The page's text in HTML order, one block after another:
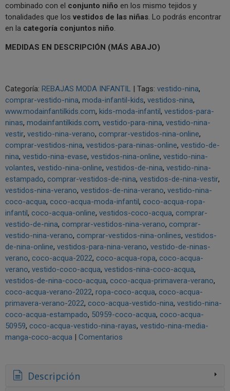
combinado con el conjunto niño en los mismo tejidos y
tonalidades que los vestidos de las niñas. Lo podrás encontrar
en la categoría conjuntos niño.
MEDIDAS EN DESCRIPCIÓN (MÁS ABAJO)
Categoría: REBAJAS MODA INFANTIL | Tags: vestido-nina
comprar-vestido-nina moda-infantil-kids vestidos-nina
www.modainfantilkids.com kids-moda-infantil vestidos-para-
ninas modainfantilkids.com vestido-para-nina vestido-nina-
vestir vestido-nina-verano comprar-vestidos-nina-online
comprar-vestidos-nina vestidos-para-ninas-online vestido-de-
nina vestido-nina-evase vestidos-nina-online vestido-nina-
volantes vestido-nina-online vestidos-de-nina vestido-nina-
estampado comprar-vestidos-de-nina vestidos-de-nina-vestir
vestidos-nina-verano vestidos-de-nina-verano vestido-nina-
coco-acqua coco-acqua-moda-infantil coco-acqua-ropa-
infantil coco-acqua-online vestidos-coco-acqua comprar-
vestido-de-nina comprar-vestidos-nina-verano comprar-
vestido-nina-verano comprar-vestidos-nina-onlines vestidos-
de-nina-online vestidos-para-nina-verano vestido-de-ninas-
verano coco-acqua-2022 coco-acqua-ropa coco-acqua-
verano vestido-coco-acqua vestidos-nina-coco-acqua
vestidos-de-nina-coco-acqua coco-acqua-primavera-verano
coco-acqua-verano-2022 ropa-coco-acqua coco-acqua-
primavera-verano-2022 coco-acqua-vestido-nina vestido-nina-
coco-acqua-estampado 50959-coco-acqua coco-acqua-
50959 coco-acqua-vestido-nina-rayas vestido-nina-media-
manga-coco-acqua | Comentarios
Descripción